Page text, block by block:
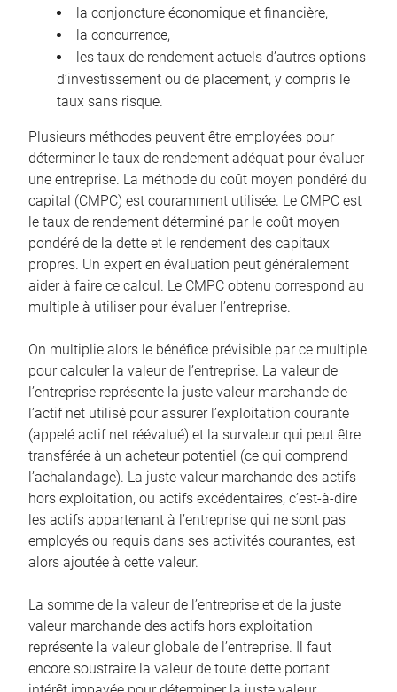
la conjoncture économique et financière,
la concurrence,
les taux de rendement actuels d’autres options
d’investissement ou de placement, y compris le
taux sans risque.
Plusieurs méthodes peuvent être employées pour
déterminer le taux de rendement adéquat pour évaluer
une entreprise. La méthode du coût moyen pondéré du
capital (CMPC) est couramment utilisée. Le CMPC est
le taux de rendement déterminé par le coût moyen
pondéré de la dette et le rendement des capitaux
propres. Un expert en évaluation peut généralement
aider à faire ce calcul. Le CMPC obtenu correspond au
multiple à utiliser pour évaluer l’entreprise.
On multiplie alors le bénéfice prévisible par ce multiple
pour calculer la valeur de l’entreprise. La valeur de
l’entreprise représente la juste valeur marchande de
l’actif net utilisé pour assurer l’exploitation courante
(appelé actif net réévalué) et la survaleur qui peut être
transférée à un acheteur potentiel (ce qui comprend
l’achalandage). La juste valeur marchande des actifs
hors exploitation, ou actifs excédentaires, c’est-à-dire
les actifs appartenant à l’entreprise qui ne sont pas
employés ou requis dans ses activités courantes, est
alors ajoutée à cette valeur.
La somme de la valeur de l’entreprise et de la juste
valeur marchande des actifs hors exploitation
représente la valeur globale de l’entreprise. Il faut
encore soustraire la valeur de toute dette portant